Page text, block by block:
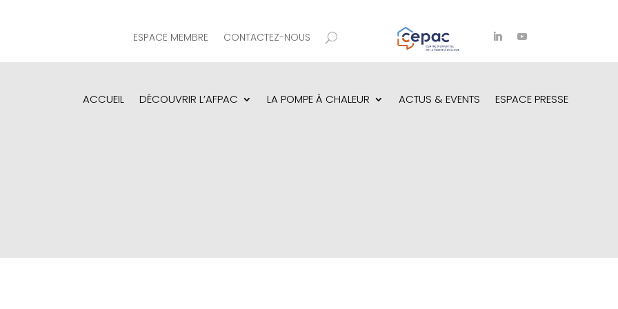
ESPACE MEMBRE CONTACTEZ-NOUS
ACCUEIL DÉCOUVRIR L’AFPAC LA POMPE À CHALEUR ACTUS & EVENTS ESPACE PRESSE